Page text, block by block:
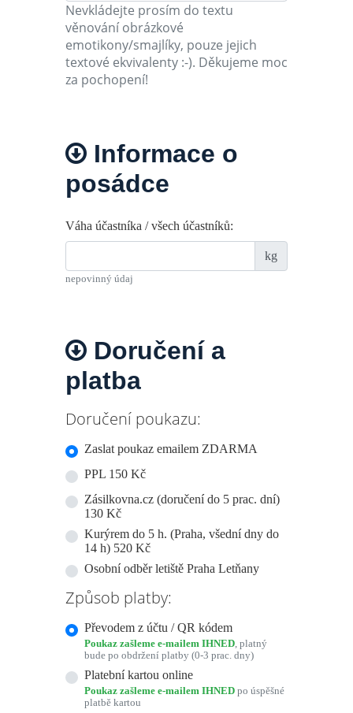
Nevkládejte prosím do textu
věnování obrázkové
emotikony/smajlíky, pouze jejich
textové ekvivalenty :-). Děkujeme moc
za pochopení!
Informace o
posádce
Váha účastníka / všech účastníků:
kg
nepovinný údaj
Doručení a
platba
Doručení poukazu:
Zaslat poukaz emailem ZDARMA
PPL 150 Kč
Zásilkovna.cz (doručení do 5 prac. dní)
130 Kč
Kurýrem do 5 h. (Praha, všední dny do
14 h) 520 Kč
Osobní odběr letiště Praha Letňany
Způsob platby:
Převodem z účtu / QR kódem
Poukaz zašleme e-mailem IHNED, platný
bude po obdržení platby (0-3 prac. dny)
Platební kartou online
Poukaz zašleme e-mailem IHNED po úspěšné
platbě kartou